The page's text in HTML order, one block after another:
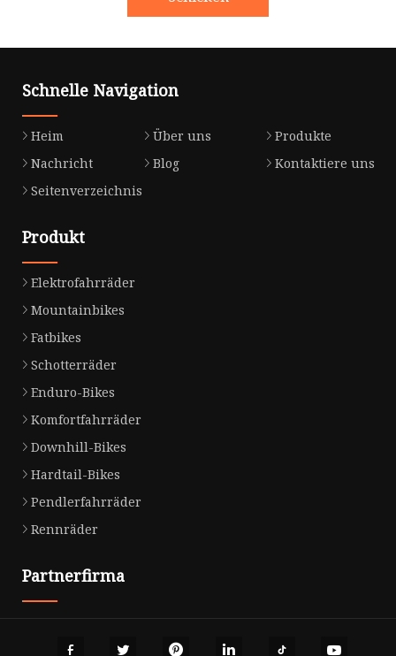
Schnelle Navigation
Heim Über uns
Produkte
Nachricht
Blog
Kontaktiere uns
Seitenverzeichnis
Produkt
Elektrofahrräder
Mountainbikes
Fatbikes
Schotterräder
Enduro-Bikes
Komfortfahrräder
Downhill-Bikes
Hardtail-Bikes
Pendlerfahrräder
Rennräder
Partnerfirma